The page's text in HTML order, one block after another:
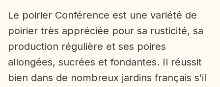
Le poirier Conférence est une variété de
poirier très appréciée pour sa rusticité, sa
production régulière et ses poires
allongées, sucrées et fondantes. Il réussit
bien dans de nombreux jardins français s’il